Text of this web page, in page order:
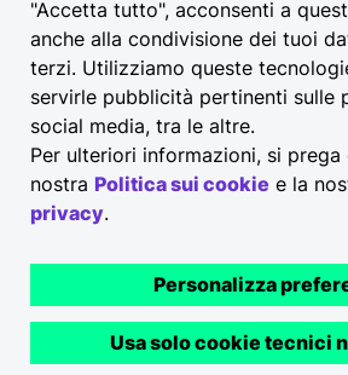
"Accetta tutto", acconsenti a
anche alla condivisione dei tuoi
terzi. Utilizziamo queste
servirle pubblicità pertinenti sulle
social media, tra le altre.
Per ulteriori informazioni, si prega
nostra Politica sui cookie e la
privacy.
Personalizza
Usa solo cookie tecnici